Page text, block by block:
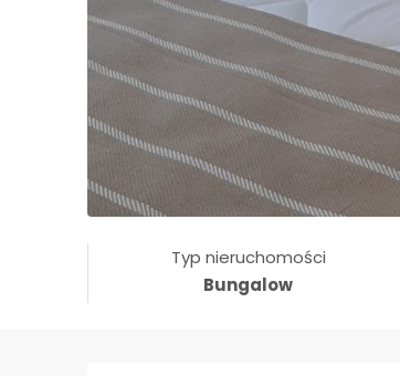
Typ nieruchomości
Bungalow